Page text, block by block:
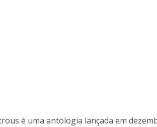
é uma antologia lançada em